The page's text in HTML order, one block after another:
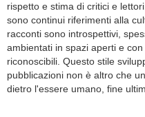
rispetto e stima di critici e
sono continui riferimenti alla
racconti sono introspettivi,
ambientati in spazi aperti e
riconoscibili. Questo stile
pubblicazioni non è altro che
dietro l'essere umano, fine